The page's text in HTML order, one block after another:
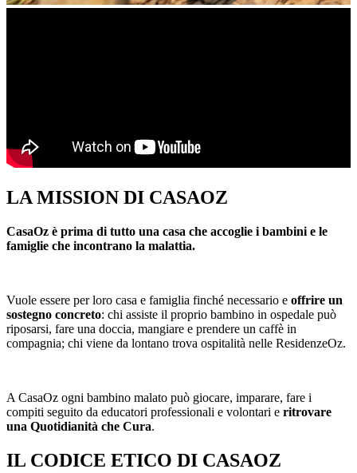
LA MISSION DI CASAOZ
CasaOz è prima di tutto una casa che accoglie i bambini e le
famiglie che incontrano la malattia.
Vuole essere per loro casa e famiglia finché necessario e offrire un
sostegno concreto: chi assiste il proprio bambino in ospedale può
riposarsi, fare una doccia, mangiare e prendere un caffè in
compagnia; chi viene da lontano trova ospitalità nelle ResidenzeOz.
A CasaOz ogni bambino malato può giocare, imparare, fare i
compiti seguito da educatori professionali e volontari e ritrovare
una Quotidianità che Cura.
IL CODICE ETICO DI CASAOZ